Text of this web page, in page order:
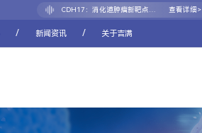
查看详细>
/ 新闻资讯 / 关于吉满